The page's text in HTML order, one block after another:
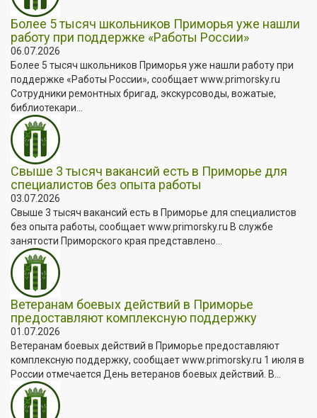
Более 5 тысяч школьников Приморья уже нашли
работу при поддержке «Работы России»
06.07.2026
Более 5 тысяч школьников Приморья уже нашли работу при
поддержке «Работы России», сообщает www.primorsky.ru
Сотрудники ремонтных бригад, экскурсоводы, вожатые,
библиотекари...
Свыше 3 тысяч вакансий есть в Приморье для
специалистов без опыта работы
03.07.2026
Свыше 3 тысяч вакансий есть в Приморье для специалистов
без опыта работы, сообщает www.primorsky.ru В службе
занятости Приморского края представлено...
Ветеранам боевых действий в Приморье
предоставляют комплексную поддержку
01.07.2026
Ветеранам боевых действий в Приморье предоставляют
комплексную поддержку, сообщает www.primorsky.ru 1 июля в
России отмечается День ветеранов боевых действий. В...